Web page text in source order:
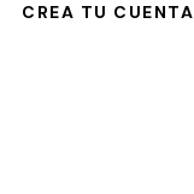
CREA TU CUENTA